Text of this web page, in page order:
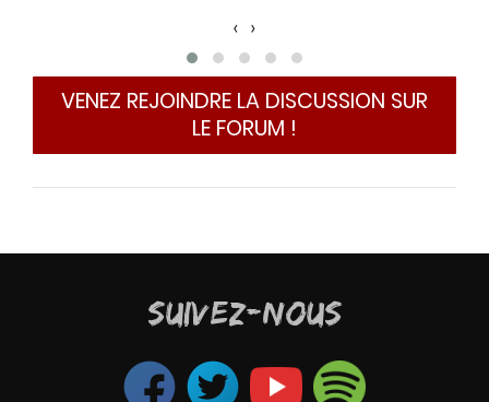
‹ ›
VENEZ REJOINDRE LA DISCUSSION SUR
LE FORUM !
SUIVEZ-NOUS